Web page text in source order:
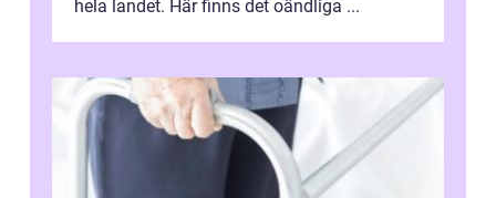
hela landet. Här finns det oändliga ...